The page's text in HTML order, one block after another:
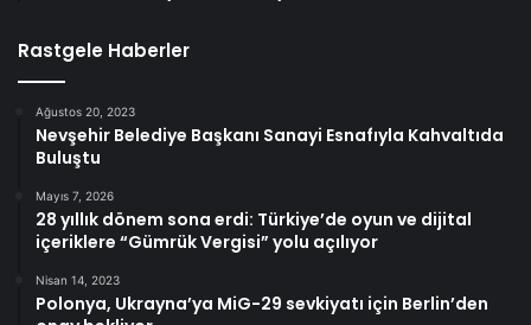
Rastgele Haberler
Ağustos 20, 2023
Nevşehir Belediye Başkanı Sanayi Esnafıyla Kahvaltıda
Buluştu
Mayıs 7, 2026
28 yıllık dönem sona erdi: Türkiye’de oyun ve dijital
içeriklere “Gümrük Vergisi” yolu açılıyor
Nisan 14, 2023
Polonya, Ukrayna’ya MiG-29 sevkiyatı için Berlin’den